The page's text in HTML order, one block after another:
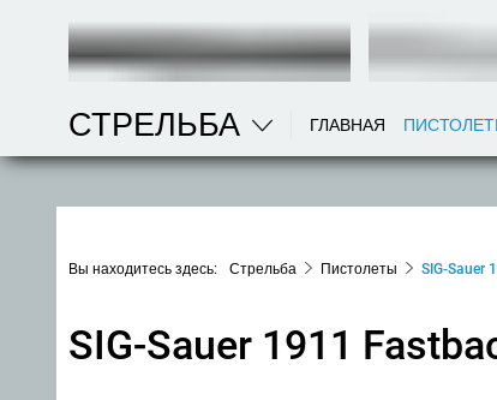
СТРЕЛЬБА ГЛАВНАЯ
Вы находитесь здесь: Стрельба Пистолеты SIG-Sauer
SIG-Sauer 1911